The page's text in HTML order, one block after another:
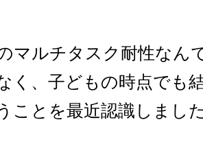
マルチタスク耐性なん
く、子どもの時点でも
ことを最近認識しまし